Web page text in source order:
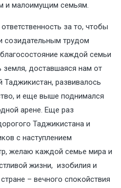
и малоимущим семьям.
за то, чтобы
созидательным трудом
каждой семьи
земля, доставшаяся нам от
развивалось
и еще выше поднимался
арене. Еще раз
Таджикистана и
с наступлением
желаю каждой семье мира и
жизни, изобилия и
– вечного спокойствия